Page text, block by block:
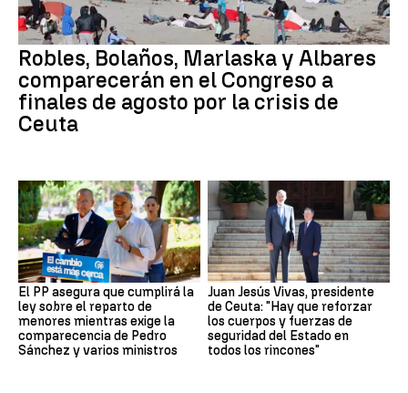
Robles, Bolaños, Marlaska y Albares
comparecerán en el Congreso a
finales de agosto por la crisis de
Ceuta
El PP asegura que cumplirá la
ley sobre el reparto de
menores mientras exige la
comparecencia de Pedro
Sánchez y varios ministros
Juan Jesús Vivas, presidente
de Ceuta: "Hay que reforzar
los cuerpos y fuerzas de
seguridad del Estado en
todos los rincones"